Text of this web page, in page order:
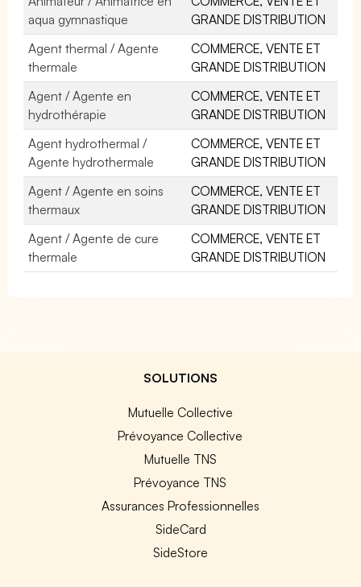
aqua gymnastique
GRANDE DISTRIBUTION
Agent thermal / Agente
thermale
COMMERCE, VENTE ET
GRANDE DISTRIBUTION
Agent / Agente en
hydrothérapie
COMMERCE, VENTE ET
GRANDE DISTRIBUTION
Agent hydrothermal /
Agente hydrothermale
COMMERCE, VENTE ET
GRANDE DISTRIBUTION
Agent / Agente en soins
thermaux
COMMERCE, VENTE ET
GRANDE DISTRIBUTION
Agent / Agente de cure
thermale
COMMERCE, VENTE ET
GRANDE DISTRIBUTION
SOLUTIONS
Mutuelle Collective
Prévoyance Collective
Mutuelle TNS
Prévoyance TNS
Assurances Professionnelles
SideCard
SideStore